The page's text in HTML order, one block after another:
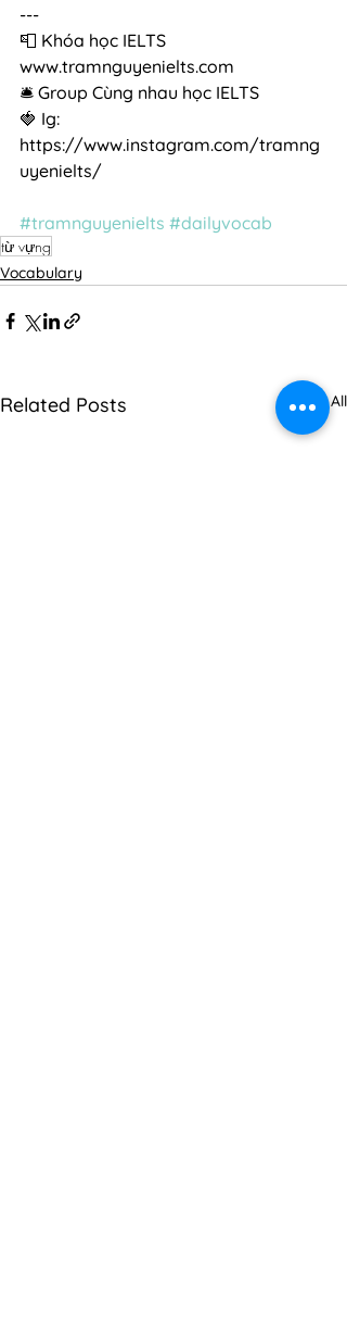
---
📮 Khóa học IELTS
www.tramnguyenielts.com
🛎 Group Cùng nhau học IELTS
🍓 Ig:
https://www.instagram.com/tramng
uyenielts/
#tramnguyenielts #dailyvocab
từ vựng
Vocabulary
Related Posts See All